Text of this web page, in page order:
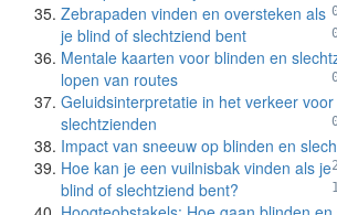
Zebrapaden vinden en oversteken als
je blind of slechtziend bent
Mentale kaarten voor blinden en
lopen van routes
Geluidsinterpretatie in het verkeer
slechtzienden
Impact van sneeuw op blinden en
Hoe kan je een vuilnisbak vinden als je
blind of slechtziend bent?